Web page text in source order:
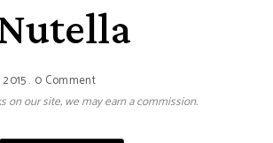
0 Comment
on our site, we may earn a commission.